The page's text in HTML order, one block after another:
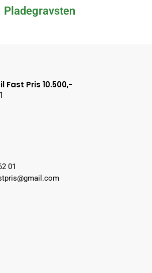
Pladegravsten
Fast Pris 10.500,-
01